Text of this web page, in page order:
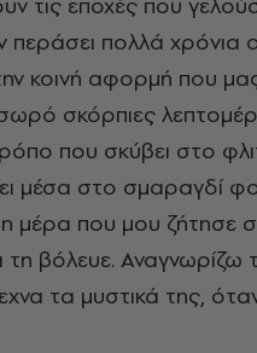
περάσει πολλά χρόνια
κοινή αφορμή που
σκόρπιες
που σκύβει στο
μέσα στο σμαραγδί
μέρα που μου ζήτησε
τη βόλευε. Αναγνωρίζω
τα μυστικά της,